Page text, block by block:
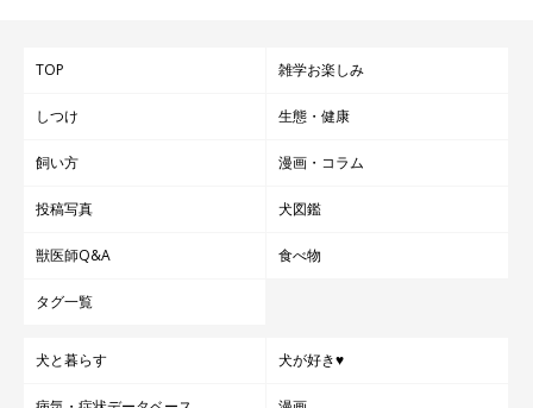
TOP 雑学お楽しみ
しつけ 生態・健康
飼い方 漫画・コラム
投稿写真 犬図鑑
獣医師Q&A 食べ物
タグ一覧
犬と暮らす 犬が好き♥